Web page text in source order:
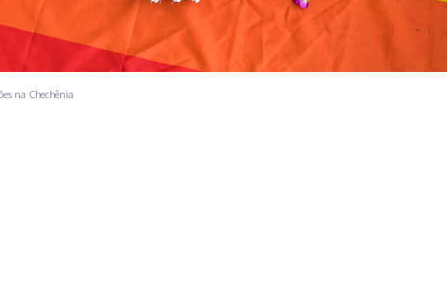
na Chechênia